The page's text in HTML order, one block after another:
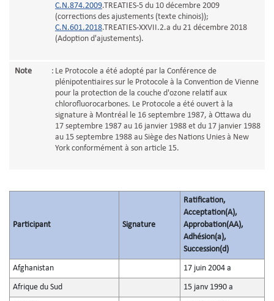
C.N.874.2009.TREATIES-5 du 10 décembre 2009
(corrections des ajustements (texte chinois));
C.N.601.2018.TREATIES-XXVII.2.a du 21 décembre 2018
(Adoption d'ajustements).
Note : Le Protocole a été adopté par la Conférence de
plénipotentiaires sur le Protocole à la Convention de Vienne
pour la protection de la couche d'ozone relatif aux
chlorofluorocarbones. Le Protocole a été ouvert à la
signature à Montréal le 16 septembre 1987, à Ottawa du
17 septembre 1987 au 16 janvier 1988 et du 17 janvier 1988
au 15 septembre 1988 au Siège des Nations Unies à New
York conformément à son article 15.
Participant Signature
Ratification,
Acceptation(A),
Approbation(AA),
Adhésion(a),
Succession(d)
Afghanistan 17 juin 2004 a
Afrique du Sud 15 janv 1990 a